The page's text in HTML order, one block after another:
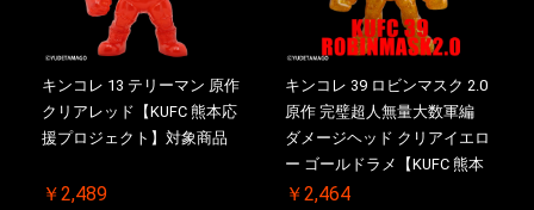
キンコレ 13 テリーマン 原作
クリアレッド【KUFC 熊本応
援プロジェクト】対象商品
￥2,489
キンコレ 39 ロビンマスク 2.0
原作 完璧超人無量大数軍編
ダメージヘッド クリアイエロ
ー ゴールドラメ【KUFC 熊本
応援プロジェクト】対象商品
￥2,464